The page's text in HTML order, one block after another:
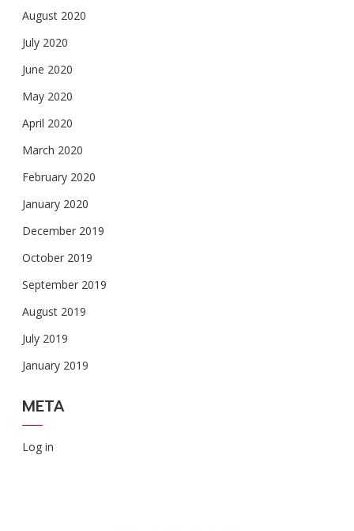
August 2020
July 2020
June 2020
May 2020
April 2020
March 2020
February 2020
January 2020
December 2019
October 2019
September 2019
August 2019
July 2019
January 2019
META
Log in